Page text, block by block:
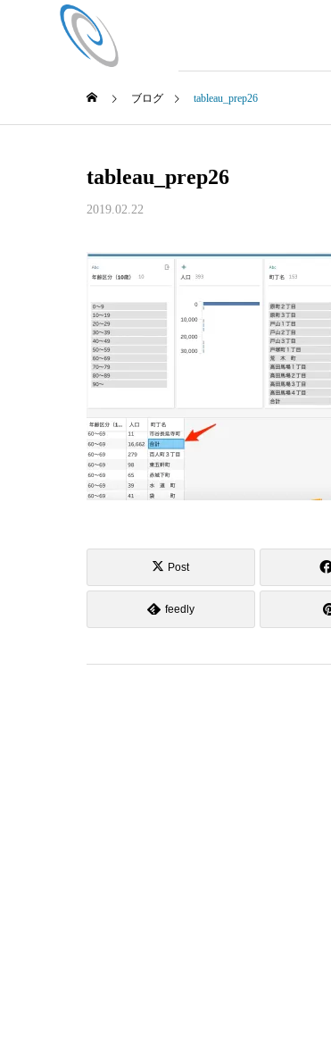
ブログ tableau_prep26
tableau_prep26
2019.02.22
Post
feedly